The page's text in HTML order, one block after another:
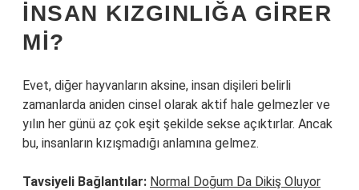
İNSAN KIZGINLIĞA GIRER
MI?
Evet, diğer hayvanların aksine, insan dişileri belirli
zamanlarda aniden cinsel olarak aktif hale gelmezler ve
yılın her günü az çok eşit şekilde sekse açıktırlar. Ancak
bu, insanların kızışmadığı anlamına gelmez.
Tavsiyeli Bağlantılar: Normal Doğum Da Dikiş Oluyor